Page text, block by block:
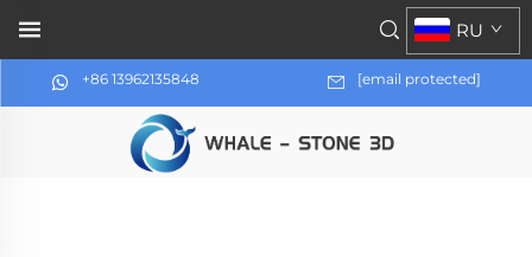
+86 13962135848 [email protected]
RU